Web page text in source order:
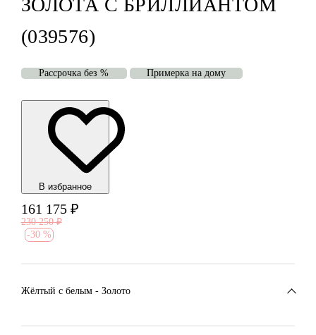
ЗОЛОТА С БРИЛЛИАНТОМ
(039576)
Рассрочка без % Примерка на дому
В избранноe
161 175 ₽
230 250 ₽
-30 %
Жёлтый с белым - Золото